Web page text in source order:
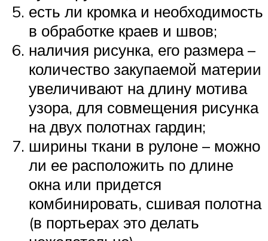
есть ли кромка и необходимость
в обработке краев и швов;
наличия рисунка, его размера –
количество закупаемой материи
увеличивают на длину мотива
узора, для совмещения рисунка
на двух полотнах гардин;
ширины ткани в рулоне – можно
ли ее расположить по длине
окна или придется
комбинировать, сшивая полотна
(в портьерах это делать